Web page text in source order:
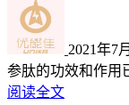
2021年7
参肽的功效和作用
阅读全文